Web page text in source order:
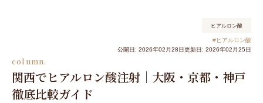
ヒアルロン酸
#ヒアルロン酸
公開日: 2026年02月28日更新日: 2026年02月25日
column.
関西でヒアルロン酸注射｜大阪・京都・神戸
徹底比較ガイド